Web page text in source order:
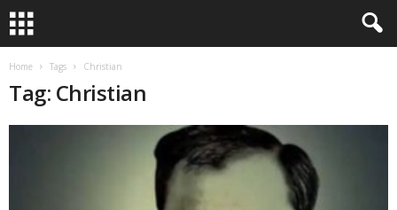
Home Tags Christian
Tag: Christian